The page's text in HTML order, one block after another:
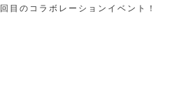
回目のコラボレーションイベント！